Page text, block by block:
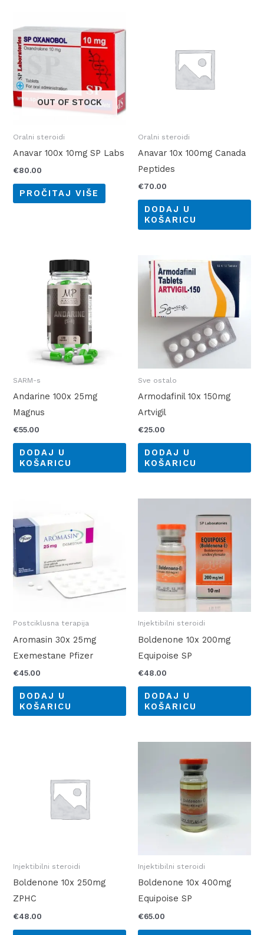
OUT OF STOCK
Oralni steroidi
Anavar 100x 10mg SP Labs
€80.00
PROČITAJ VIŠE
Oralni steroidi
Anavar 10x 100mg Canada
Peptides
€70.00
DODAJ U
KOŠARICU
SARM-s
Andarine 100x 25mg
Magnus
€55.00
DODAJ U
KOŠARICU
Sve ostalo
Armodafinil 10x 150mg
Artvigil
€25.00
DODAJ U
KOŠARICU
Postciklusna terapija
Aromasin 30x 25mg
Exemestane Pfizer
€45.00
DODAJ U
KOŠARICU
Injektibilni steroidi
Boldenone 10x 200mg
Equipoise SP
€48.00
DODAJ U
KOŠARICU
Injektibilni steroidi
Boldenone 10x 250mg
ZPHC
€48.00
Injektibilni steroidi
Boldenone 10x 400mg
Equipoise SP
€65.00